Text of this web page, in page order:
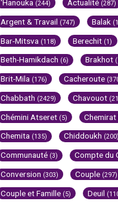
'Hanouka (244) Actualité (287)
Argent & Travail (747) Balak
Bar-Mitsva (118) Berechit (1)
Beth-Hamikdach (6) Brakhot
Brit-Mila (176) Cacheroute
Chabbath (2429) Chavouot
Chémini Atseret (5) Chemirat
Chemita (135) Chiddoukh (200)
Communauté (3) Compte du
Conversion (303) Couple (297)
Couple et Famille (5) Deuil